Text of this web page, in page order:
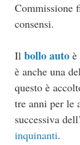
Commissione
consensi.
Il bollo auto
è anche una
questo è
tre anni per le
successiva dell’
inquinanti.